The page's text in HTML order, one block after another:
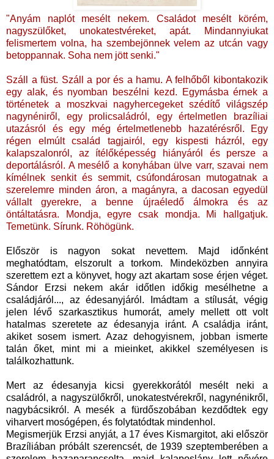
"Anyám naplót mesélt nekem. Családot mesélt körém,
nagyszülőket, unokatestvéreket, apát. Mindannyiukat
felismertem volna, ha szembejönnek velem az utcán vagy
betoppannak. Soha nem jött senki."
Száll a füst. Száll a por és a hamu. A felhőből kibontakozik
egy alak, és nyomban beszélni kezd. Egymásba érnek a
történetek a moszkvai nagyhercegeket szédítő világszép
nagynéniről, egy prolicsaládról, egy értelmetlen brazíliai
utazásról és egy még értelmetlenebb hazatérésről. Egy
régen elmúlt család tagjairól, egy kispesti házról, egy
kalapszalonról, az ítélőképesség hiányáról és persze a
deportálásról. A mesélő a konyhában ülve varr, szavai nem
kímélnek senkit és semmit, csúfondárosan mutogatnak a
szerelemre minden áron, a magányra, a dacosan egyedül
vállalt gyerekre, a benne újraéledő álmokra és az
öntáltatásra. Mondja, egyre csak mondja. Mi hallgatjuk.
Temetünk. Sírunk. Röhögünk.
Először is nagyon sokat nevettem. Majd időnként
meghatódtam, elszorult a torkom. Mindeközben annyira
szerettem ezt a könyvet, hogy azt akartam sose érjen véget.
Sándor Erzsi nekem akár időtlen időkig mesélhetne a
családjáról..., az édesanyjáról. Imádtam a stílusát, végig
jelen lévő szarkasztikus humorát, amely mellett ott volt
hatalmas szeretete az édesanyja iránt. A családja iránt,
akiket sosem ismert. Azaz dehogyisnem, jobban ismerte
talán őket, mint mi a mieinket, akikkel személyesen is
találkozhattunk.
Mert az édesanyja kicsi gyerekkorától mesélt neki a
családról, a nagyszülőkről, unokatestvérekről, nagynénikről,
nagybácsikról. A mesék a fürdőszobában kezdődtek egy
viharvert mosógépen, és folytatódtak mindenhol.
Megismerjük Erzsi anyját, a 17 éves Kismargitot, aki először
Brazíliában próbált szerencsét, de 1939 szeptemberében a